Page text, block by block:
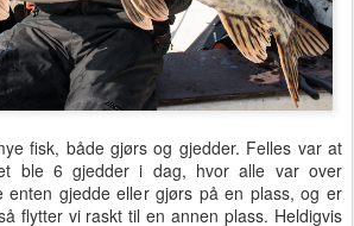
fisk, både gjørs og gjedder. Felles var at
ble 6 gjedder i dag, hvor alle var over
enten gjedde eller gjørs på en plass, og er
flytter vi raskt til en annen plass. Heldigvis